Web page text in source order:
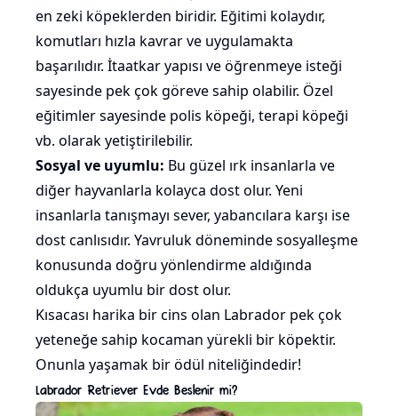
en zeki köpeklerden biridir. Eğitimi kolaydır,
komutları hızla kavrar ve uygulamakta
başarılıdır. İtaatkar yapısı ve öğrenmeye isteği
sayesinde pek çok göreve sahip olabilir. Özel
eğitimler sayesinde polis köpeği, terapi köpeği
vb. olarak yetiştirilebilir.
Sosyal ve uyumlu: Bu güzel ırk insanlarla ve
diğer hayvanlarla kolayca dost olur. Yeni
insanlarla tanışmayı sever, yabancılara karşı ise
dost canlısıdır. Yavruluk döneminde sosyalleşme
konusunda doğru yönlendirme aldığında
oldukça uyumlu bir dost olur.
Kısacası harika bir cins olan Labrador pek çok
yeteneğe sahip kocaman yürekli bir köpektir.
Onunla yaşamak bir ödül niteliğindedir!
Labrador Retriever Evde Beslenir mi?